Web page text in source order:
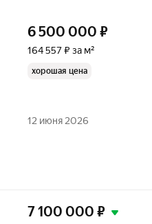
6 500 000 ₽
164 557 ₽ за м²
хорошая цена
12 июня 2026
7 100 000 ₽